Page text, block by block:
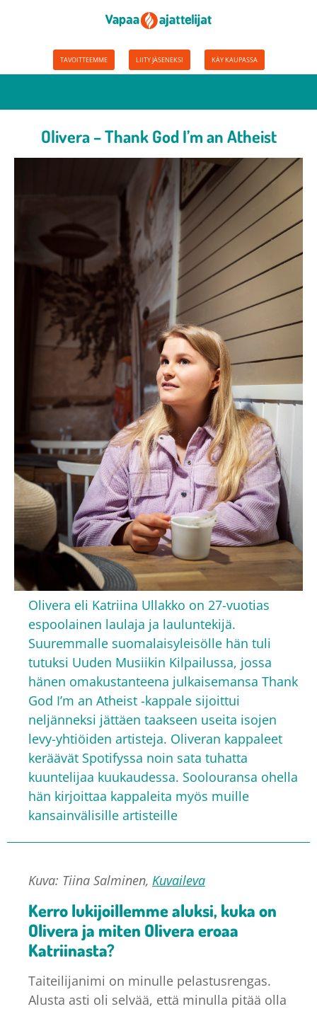
TAVOITTEEMME LIITY JÄSENEKSI KÄY KAUPASSA
Olivera – Thank God I’m an Atheist
Olivera eli Katriina Ullakko on 27-vuotias
espoolainen laulaja ja lauluntekijä.
Suuremmalle suomalaisyleisölle hän tuli
tutuksi Uuden Musiikin Kilpailussa, jossa
hänen omakustanteena julkaisemansa Thank
God I’m an Atheist -kappale sijoittui
neljänneksi jättäen taakseen useita isojen
levy-yhtiöiden artisteja. Oliveran kappaleet
keräävät Spotifyssa noin sata tuhatta
kuuntelijaa kuukaudessa. Soolouransa ohella
hän kirjoittaa kappaleita myös muille
kansainvälisille artisteille
Kuva: Tiina Salminen, Kuvaileva
Kerro lukijoillemme aluksi, kuka on
Olivera ja miten Olivera eroaa
Katriinasta?
Taiteilijanimi on minulle pelastusrengas.
Alusta asti oli selvää, että minulla pitää olla